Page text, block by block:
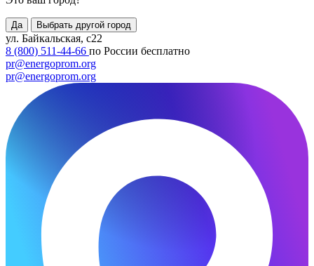
Да Выбрать другой город
ул. Байкальская, с22
8 (800) 511-44-66 по России бесплатно
pr@energoprom.org
pr@energoprom.org